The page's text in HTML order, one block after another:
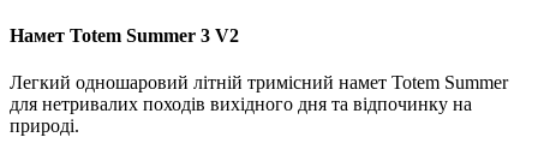
Намет Totem Summer 3 V2
Легкий одношаровий літній тримісний намет Totem Summer
для нетривалих походів вихідного дня та відпочинку на
природі.